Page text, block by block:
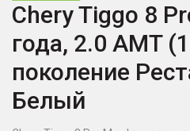
Chery Tiggo 8
года, 2.0 AMT
поколение
Белый